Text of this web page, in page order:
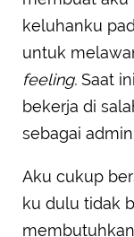
keluhanku
untuk
feeling. Saat
bekerja di
sebagai
Aku cukup
ku dulu tidak